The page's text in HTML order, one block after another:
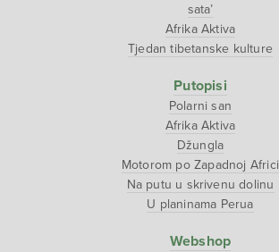
sata’
Afrika Aktiva
Tjedan tibetanske kulture
Putopisi
Polarni san
Afrika Aktiva
Džungla
Motorom po Zapadnoj Africi
Na putu u skrivenu dolinu
U planinama Perua
Webshop